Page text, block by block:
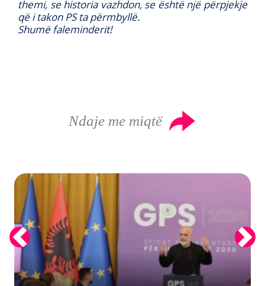
themi, se historia vazhdon, se është një përpjekje
që i takon PS ta përmbyllë.
Shumë faleminderit!
Ndaje me miqtë
Previous Next